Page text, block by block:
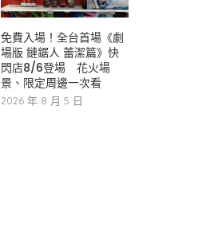
免費入場！全台首場《劇
場版 鏈鋸人 蕾潔篇》快
閃店8/6登場 花火場
景、限定周邊一次看
2026 年 8 月 5 日